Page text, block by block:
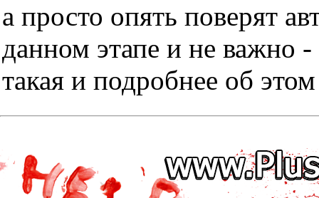
а просто опять поверят
данном этапе и не важно
такая и подробнее об